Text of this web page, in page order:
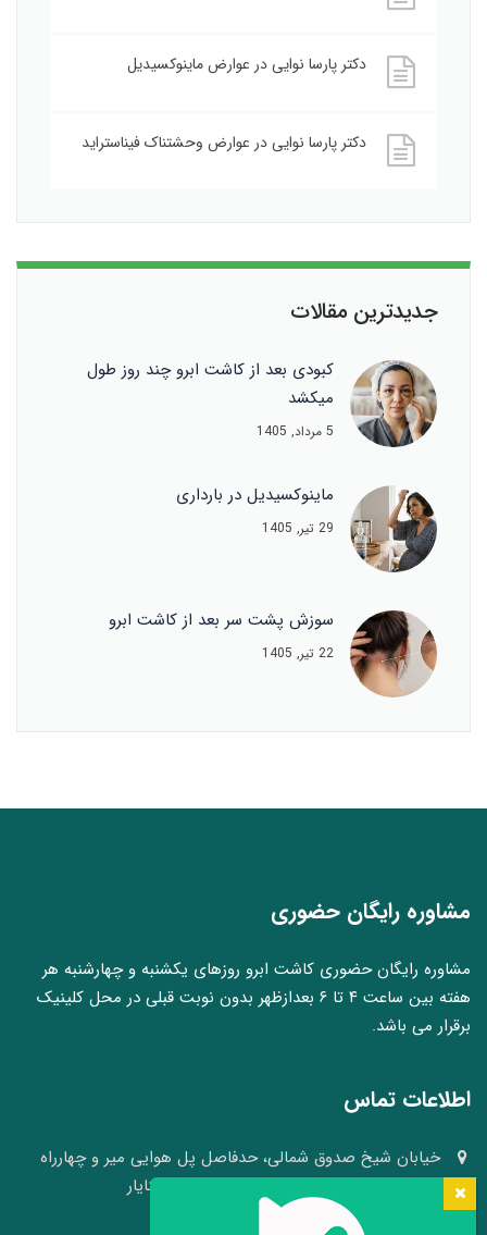
دکتر پارسا نواییدر عوارض ماینوکسیدیل
دکتر پارسا نواییدر عوارض وحشتناک فیناستراید
جدیدترین مقالات
کبودی بعد از کاشت ابرو چند روز طول
میکشد
5 مرداد, 1405
ماینوکسیدیل در بارداری
29 تیر, 1405
سوزش پشت سر بعد از کاشت ابرو
22 تیر, 1405
مشاوره رایگان حضوری
مشاوره رایگان حضوری کاشت ابرو روزهای یکشنبه و چهارشنبه هر
هفته بین ساعت ۴ تا ۶ بعدازظهر بدون نوبت قبلی در محل کلینیک
برقرار می باشد.
اطلاعات تماس
خیابان شیخ صدوق شمالی، حدفاصل پل هوایی میر و چهارراه
وکلا، نبش کوچه ۴۱، کلینیک پوست و مو سینایار